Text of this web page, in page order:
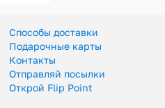
Способы доставки
Подарочные карты
Контакты
Отправляй посылки
Открой Flip Point